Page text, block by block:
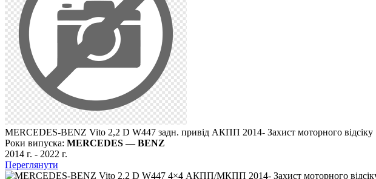
MERCEDES-BENZ Vito 2,2 D W447 задн. привід АКПП 2014- Захист моторного відсіку
Роки випуска: MERCEDES — BENZ
2014 г. - 2022 г.
Переглянути